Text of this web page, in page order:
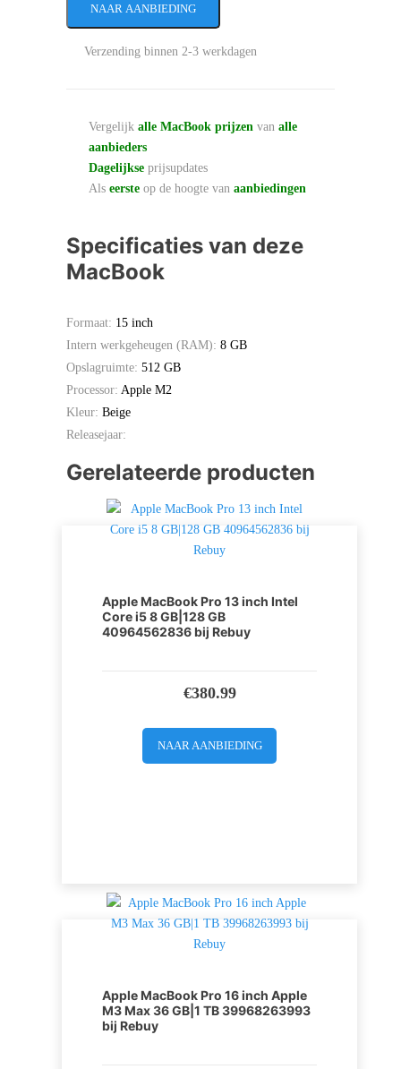
NAAR AANBIEDING
Verzending binnen 2-3 werkdagen
Vergelijk alle MacBook prijzen van alle
aanbieders
Dagelijkse prijsupdates
Als eerste op de hoogte van aanbiedingen
Specificaties van deze
MacBook
Formaat: 15 inch
Intern werkgeheugen (RAM): 8 GB
Opslagruimte: 512 GB
Processor: Apple M2
Kleur: Beige
Releasejaar:
Gerelateerde producten
Apple MacBook Pro 13 inch Intel
Core i5 8 GB|128 GB
40964562836 bij Rebuy
€380.99
NAAR AANBIEDING
Apple MacBook Pro 16 inch Apple
M3 Max 36 GB|1 TB 39968263993
bij Rebuy